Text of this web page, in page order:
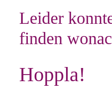
Leider
finden
Hoppla!